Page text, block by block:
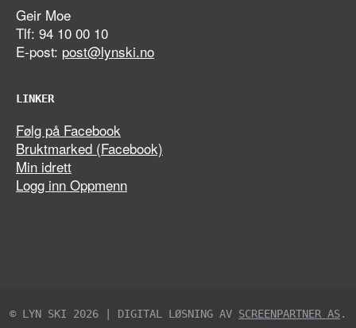
Geir Moe
Tlf: 94 10 00 10
E-post: post@lynski.no
LINKER
Følg på Facebook
Bruktmarked (Facebook)
Min idrett
Logg inn Oppmenn
© LYN SKI 2026 | DIGITAL LØSNING AV SCREENPARTNER AS.